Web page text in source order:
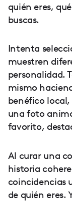
quién eres,
buscas.
Intenta
muestren
personalidad.
mismo
benéfico
una foto
favorito,
Al curar una
historia
coincidencias
de quién eres.